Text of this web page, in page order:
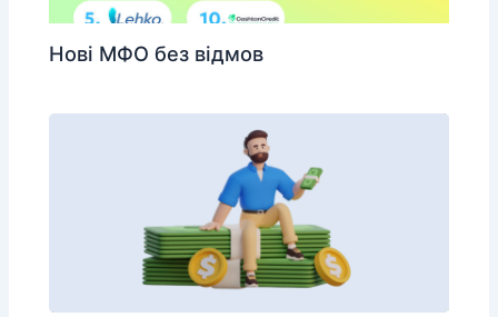
Нові МФО без відмов